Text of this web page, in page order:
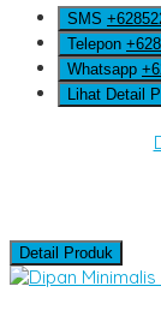
SMS
Telepon
Whatsapp
Lihat Detail
Detail Produk